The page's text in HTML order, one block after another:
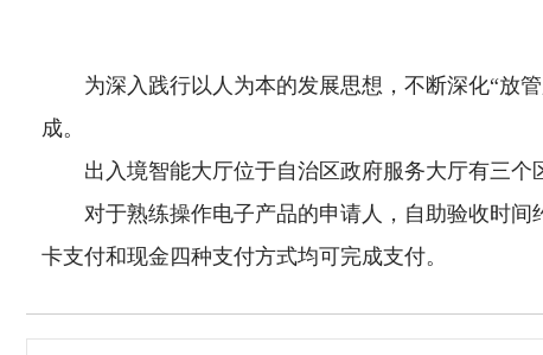
为深入践行以人为本的发展思想，不断深化“放
成。
出入境智能大厅位于自治区政府服务大厅有三个
对于熟练操作电子产品的申请人，自助验收时
卡支付和现金四种支付方式均可完成支付。